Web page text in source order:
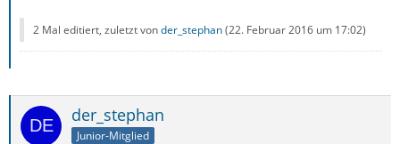
2 Mal editiert, zuletzt vonder_stephan(22. Februar 2016 um 17:02)
der_stephan
Junior-Mitglied